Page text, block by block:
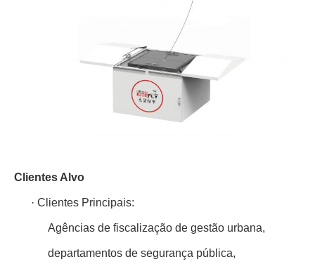
Clientes Alvo
· Clientes Principais:
Agências de fiscalização de gestão urbana,
departamentos de segurança pública,